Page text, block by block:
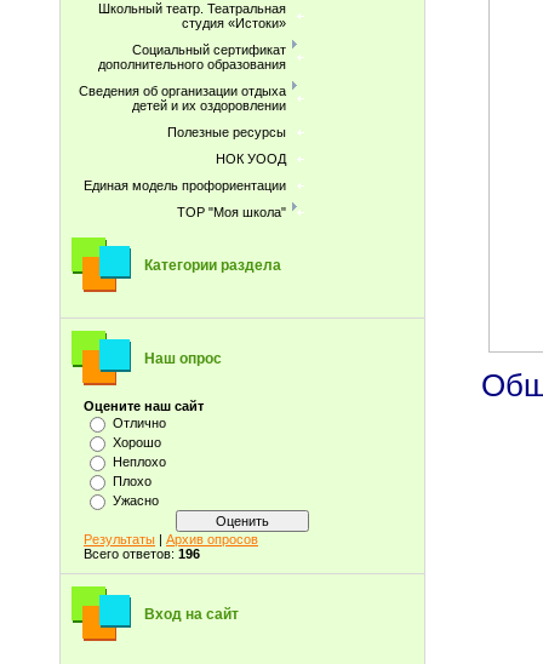
Школьный театр. Театральная
студия «Истоки»
Социальный сертификат
дополнительного образования
Сведения об организации отдыха
детей и их оздоровлении
Полезные ресурсы
НОК УООД
Единая модель профориентации
ТОР "Моя школа"
Категории раздела
Наш опрос
Оцените наш сайт
Отлично
Хорошо
Неплохо
Плохо
Ужасно
Результаты | Архив опросов
Всего ответов: 196
Вход на сайт